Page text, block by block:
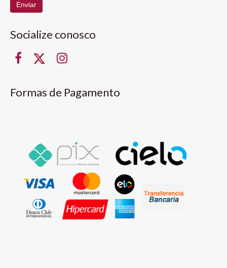
Enviar
Socialize conosco
Formas de Pagamento